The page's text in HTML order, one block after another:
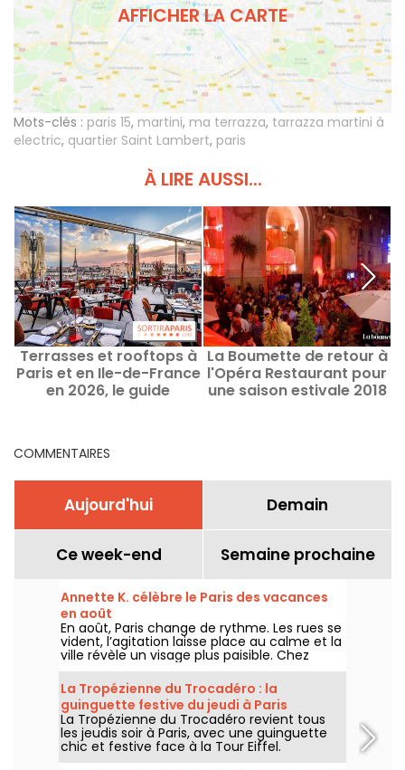
AFFICHER LA CARTE
Mots-clés : paris 15, martini, ma terrazza, tarrazza martini à
electric, quartier Saint Lambert, paris
À LIRE AUSSI...
Terrasses et rooftops à
Paris et en Ile-de-France
en 2026, le guide
La Boumette de retour à
l'Opéra Restaurant pour
une saison estivale 2018
COMMENTAIRES
Aujourd'hui Demain
Ce week-end Semaine prochaine
Annette K. célèbre le Paris des vacances
en août
En août, Paris change de rythme. Les rues se
vident, l’agitation laisse place au calme et la
ville révèle un visage plus paisible. Chez
Annette K., on profite de cette parenthèse
unique pour prolonger l’esprit des vacances,
les pieds presque dans l’eau, avant le retour
à la rentrée.
La Tropézienne du Trocadéro : la
guinguette festive du jeudi à Paris
La Tropézienne du Trocadéro revient tous
les jeudis soir à Paris, avec une guinguette
chic et festive face à la Tour Eiffel.